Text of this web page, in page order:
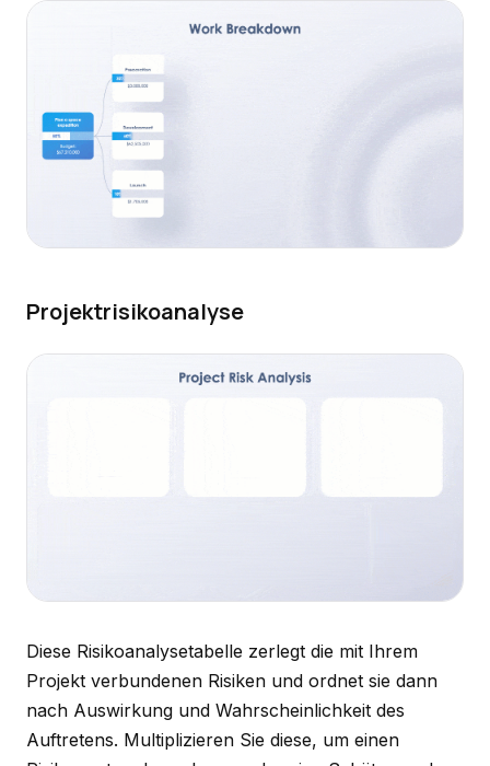
Projektrisikoanalyse
Diese Risikoanalysetabelle zerlegt die mit Ihrem
Projekt verbundenen Risiken und ordnet sie dann
nach Auswirkung und Wahrscheinlichkeit des
Auftretens. Multiplizieren Sie diese, um einen